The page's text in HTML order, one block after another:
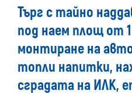
Търг с тайно
под наем площ от
монтиране на
топли напитки,
сградата на ИЛК,